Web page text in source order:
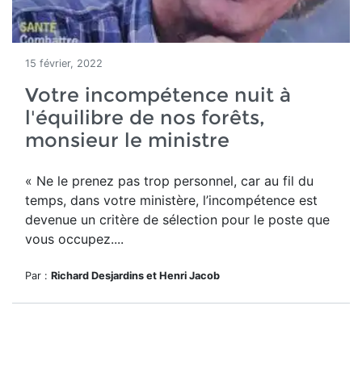
15 février, 2022
Votre incompétence nuit à
l'équilibre de nos forêts,
monsieur le ministre
« Ne le prenez pas trop personnel, car au fil du
temps, dans votre ministère, l’incompétence est
devenue un critère de sélection pour le poste que
vous occupez....
Par : Richard Desjardins et Henri Jacob